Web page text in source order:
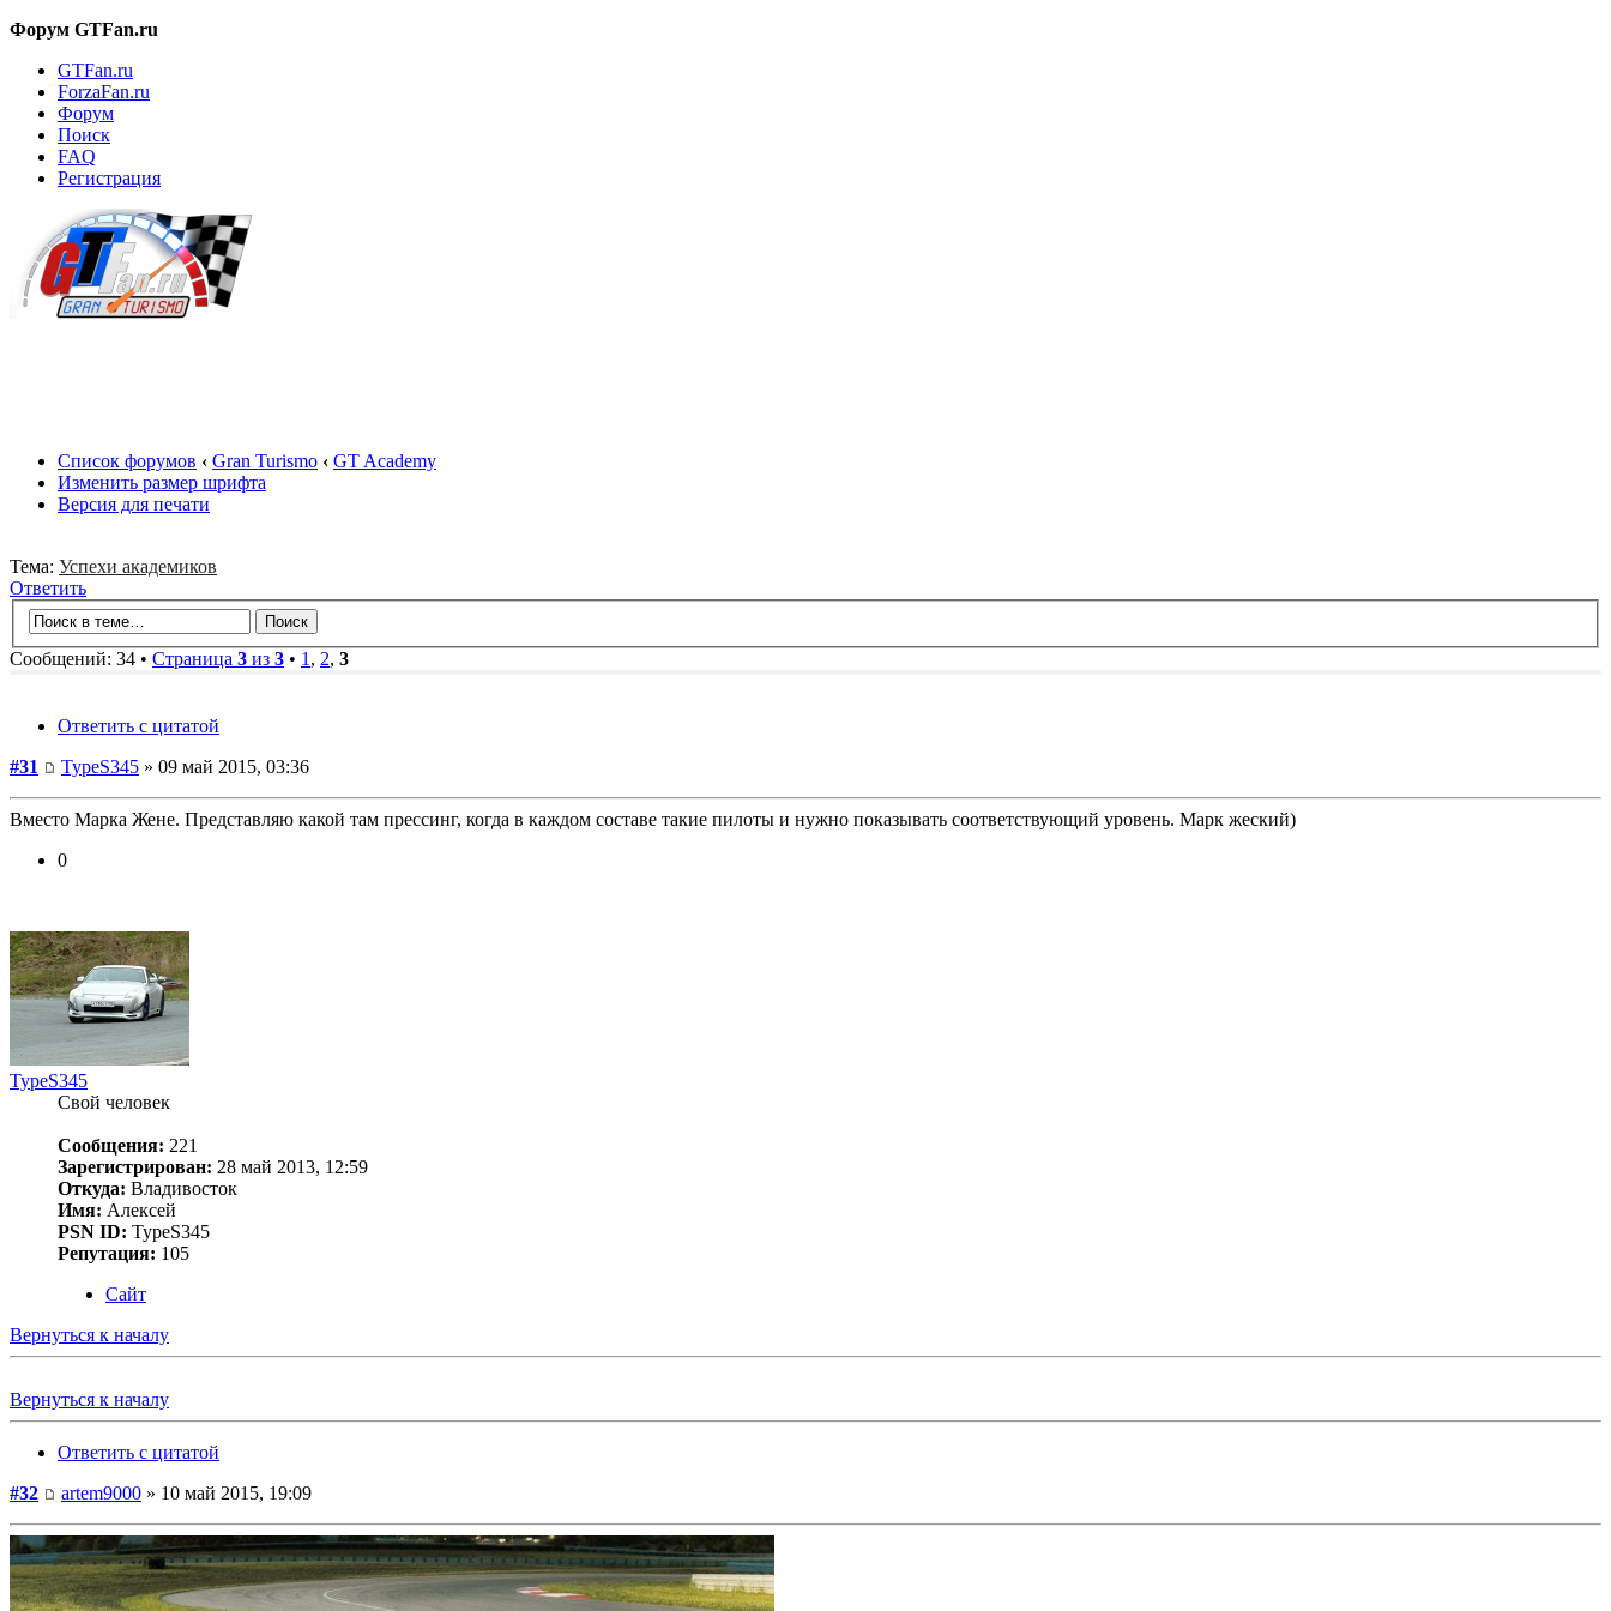
Форум GTFan.ru
GTFan.ru
ForzaFan.ru
Форум
Поиск
FAQ
Регистрация
Список форумов ‹ Gran Turismo ‹ GT Academy
Изменить размер шрифта
Версия для печати
Тема: Успехи академиков
Ответить
Сообщений: 34 • Страница 3 из 3 • 1 , 2, 3
Ответить с цитатой
#31
TypeS345 » 09 май 2015, 03:36
Вместо Марка Жене. Представляю какой там прессинг, когда в каждом составе такие пилоты и нужно показывать соответствующий уровень. Марк жеский)
0
TypeS345
Свой человек
Сообщения: 221
Зарегистрирован: 28 май 2013, 12:59
Откуда: Владивосток
Имя: Алексей
PSN ID: TypeS345
Репутация: 105
Сайт
Вернуться к началу
Вернуться к началу
Ответить с цитатой
#32
artem9000 » 10 май 2015, 19:09